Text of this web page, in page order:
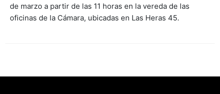
de marzo a partir de las 11 horas en la vereda de las
oficinas de la Cámara, ubicadas en Las Heras 45.